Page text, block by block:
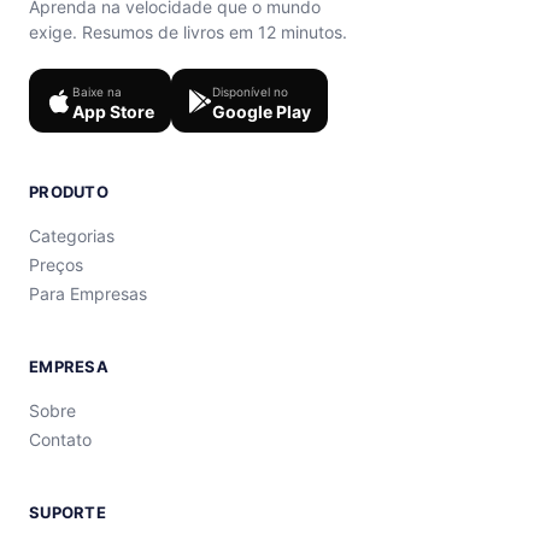
Aprenda na velocidade que o mundo
exige. Resumos de livros em 12 minutos.
Baixe na
App Store
Disponível no
Google Play
PRODUTO
Categorias
Preços
Para Empresas
EMPRESA
Sobre
Contato
SUPORTE